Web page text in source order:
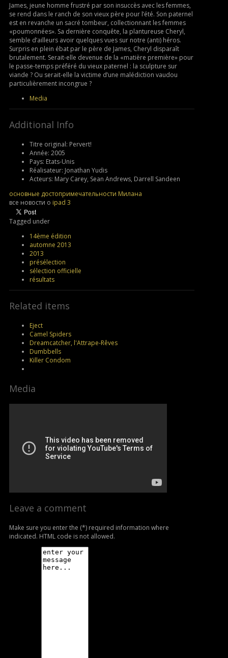
James, jeune homme frustré par son insuccès avec les femmes,
se rend dans le ranch de son vieux père pour l’été. Son paternel
est en revanche un sacré tombeur, collectionnant les femmes
«poumonnées». Sa dernière conquête, la plantureuse Cheryl,
semble d’ailleurs avoir quelques vues sur notre (anti) héros.
Surpris en plein ébat par le père de James, Cheryl disparaît
brutalement. Serait-elle devenue de la «matière première» pour
le passe-temps préféré du vieux paternel : la sculpture sur
viande ? Ou serait-elle la victime d’une malédiction vaudou
particulièrement incongrue ?
Media
Additional Info
Titre original: Pervert!
Année: 2005
Pays: Etats-Unis
Réalisateur: Jonathan Yudis
Acteurs: Mary Carey, Sean Andrews, Darrell Sandeen
основные достопримечательности Милана
все новости о ipad 3
Tagged under
14ème édition
automne 2013
2013
présélection
sélection officielle
résultats
Related items
Eject
Camel Spiders
Dreamcatcher, l'Attrape-Rêves
Dumbbells
Killer Condom
Media
Leave a comment
Make sure you enter the (*) required information where
indicated. HTML code is not allowed.